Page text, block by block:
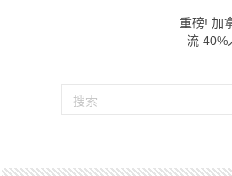
重磅! 加
流 40%